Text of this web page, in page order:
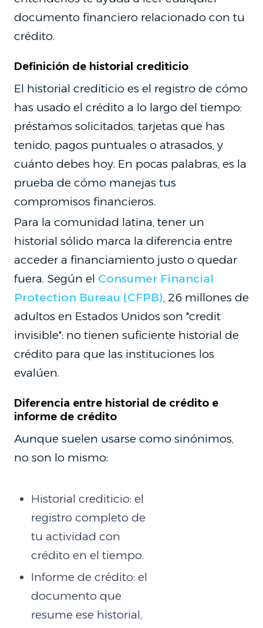
documento financiero relacionado con tu
crédito.
Definición de historial crediticio
El historial crediticio es el registro de cómo
has usado el crédito a lo largo del tiempo:
préstamos solicitados, tarjetas que has
tenido, pagos puntuales o atrasados, y
cuánto debes hoy. En pocas palabras, es la
prueba de cómo manejas tus
compromisos financieros.
Para la comunidad latina, tener un
historial sólido marca la diferencia entre
acceder a financiamiento justo o quedar
fuera. Según el Consumer Financial
Protection Bureau (CFPB), 26 millones de
adultos en Estados Unidos son "credit
invisible": no tienen suficiente historial de
crédito para que las instituciones los
evalúen.
Diferencia entre historial de crédito e
informe de crédito
Aunque suelen usarse como sinónimos,
no son lo mismo:
Historial crediticio: el
registro completo de
tu actividad con
crédito en el tiempo.
Informe de crédito: el
documento que
resume ese historial,